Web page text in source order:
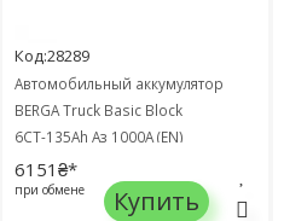
Код:28289
Автомобильный аккумулятор
BERGA Truck Basic Block
6СТ-135Ah Аз 1000A (EN)
635052100
6151₴*
при обмене Купить